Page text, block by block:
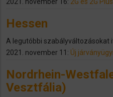
2021. november 16: 2G és 2G
Hessen
A legutóbbi szabályváltozásokat
2021. november 11: Új
Nordrhein-
Vesztfália)